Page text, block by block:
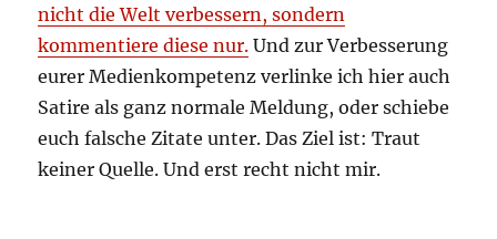
nicht die Welt verbessern, sondern
kommentiere diese nur. Und zur Verbesserung
eurer Medienkompetenz verlinke ich hier auch
Satire als ganz normale Meldung, oder schiebe
euch falsche Zitate unter. Das Ziel ist: Traut
keiner Quelle. Und erst recht nicht mir.